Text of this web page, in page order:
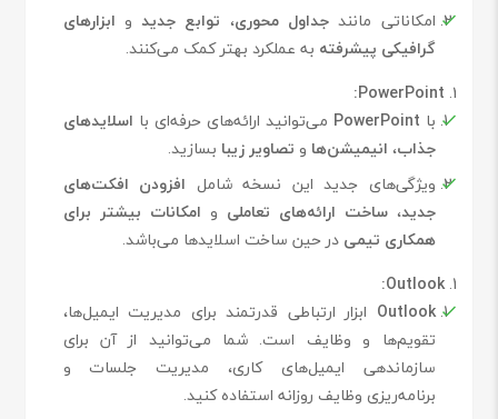
امکاناتی مانندجداول محوری، توابع جدید و ابزارهای
گرافیکی پیشرفته به عملکرد بهتر کمک می‌کنند.
PowerPoint:
با PowerPoint می‌توانید ارائه‌های حرفه‌ای با اسلایدهای
جذاب، انیمیشن‌ها و تصاویر زیبا بسازید.
ویژگی‌های جدید این نسخه شامل افزودن افکت‌های
جدید،ساخت ارائه‌های تعاملی و امکانات بیشتر برای
همکاری تیمی در حین ساخت اسلایدها می‌باشد.
Outlook:
Outlook ابزار ارتباطی قدرتمند برای مدیریت ایمیل‌ها،
تقویم‌ها و وظایف است. شما می‌توانید از آن برای
سازماندهی ایمیل‌های کاری، مدیریت جلسات و
برنامه‌ریزی وظایف روزانه استفاده کنید.